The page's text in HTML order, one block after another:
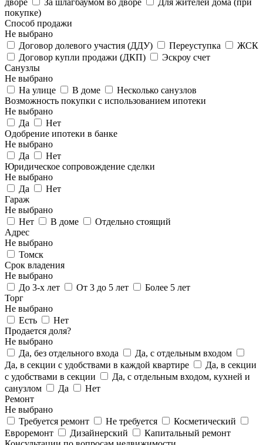
покупке)
Способ продажи
Не выбрано
Договор долевого участия (ДДУ)
Переуступка
ЖСК
Договор купли продажи (ДКП)
Эскроу счет
Санузлы
Не выбрано
На улице
В доме
Несколько санузлов
Возможность покупки с использованием ипотеки
Не выбрано
Да
Нет
Одобрение ипотеки в банке
Не выбрано
Да
Нет
Юридическое сопровождение сделки
Не выбрано
Да
Нет
Гараж
Не выбрано
Нет
В доме
Отдельно стоящий
Адрес
Не выбрано
Томск
Срок владения
Не выбрано
До 3-х лет
От 3 до 5 лет
Более 5 лет
Торг
Не выбрано
Есть
Нет
Продается доля?
Не выбрано
Да, без отдельного входа
Да, с отдельным входом
Да, в секции с удобствами в каждой квартире
Да, в секции
с удобствами в секции
Да, с отдельным входом, кухней и
санузлом
Да
Нет
Ремонт
Не выбрано
Требуется ремонт
Не требуется
Косметический
Евроремонт
Дизайнерский
Капитальный ремонт